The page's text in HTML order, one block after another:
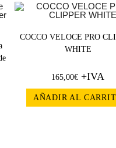
COCCO VELOCE PRO
WHITE
165,00€ +IVA
AÑADIR AL